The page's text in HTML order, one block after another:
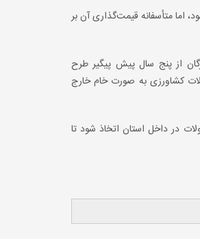
اما متأسفانه قیمت‌گذاری آن بر
از پنج سال پیش پیگیر طرح
متأسفانه بسیاری از محصولات کشاورزی به صورت خام خارج
در داخل استان اتخاذ شود تا